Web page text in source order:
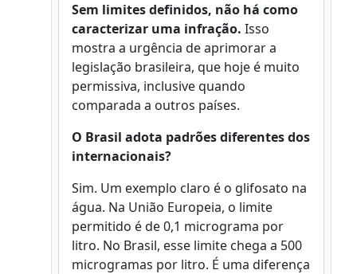
Sem limites definidos, não há como
caracterizar uma infração. Isso
mostra a urgência de aprimorar a
legislação brasileira, que hoje é muito
permissiva, inclusive quando
comparada a outros países.
O Brasil adota padrões diferentes dos
internacionais?
Sim. Um exemplo claro é o glifosato na
água. Na União Europeia, o limite
permitido é de 0,1 micrograma por
litro. No Brasil, esse limite chega a 500
microgramas por litro. É uma diferença